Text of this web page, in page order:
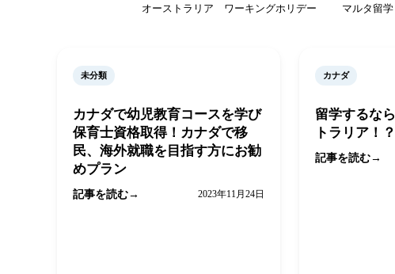
オーストラリア ワーキングホリデー マルタ留学
未分類
カナダで幼児教育コースを学び
保育士資格取得！カナダで移
民、海外就職を目指す方にお勧
めプラン
記事を読む 2023年11月24日
カナダ
留学するな
トラリア！
記事を読む